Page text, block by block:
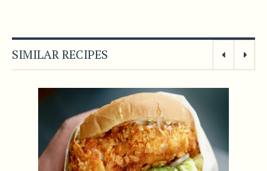
SIMILAR RECIPES